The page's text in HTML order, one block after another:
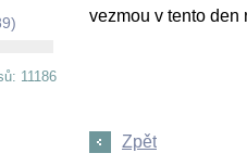
11186
vezmou v tento den
Zpět